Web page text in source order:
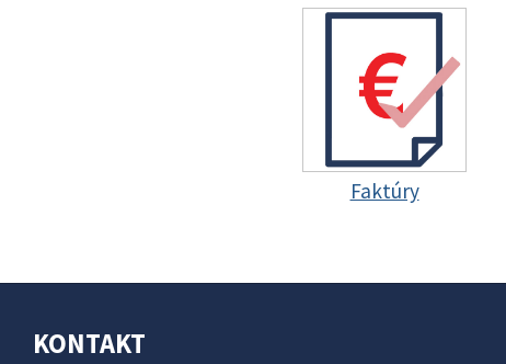
Faktúry
KONTAKT